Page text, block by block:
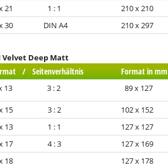
x 21 1 : 1
210 x 210
x 30 DIN A4
210 x 297
Velvet Deep Matt
/ Seitenverhältnis Format in mm
x 13 3 : 2 89 x 127
x 15 3 : 2 102 x 152
x 13 1 : 1
127 x 127
x 17 4 : 3
127 x 169
x 18
127 x 178